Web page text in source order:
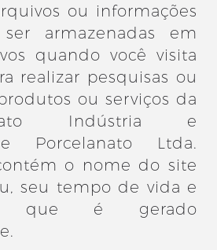
ou informações
armazenadas em
quando você visita
realizar pesquisas ou
ou serviços da
Indústria e
Porcelanato Ltda.
o nome do site
seu tempo de vida e
que é gerado